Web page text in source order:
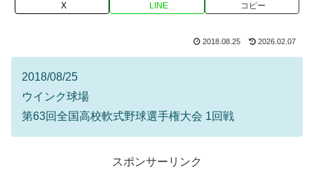
X LINE コピー
2018.08.25 2026.02.07
2018/08/25
ウインク球場
第63回全国高校軟式野球選手権大会 1回戦
スポンサーリンク